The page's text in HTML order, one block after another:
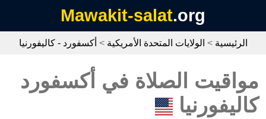
Mawakit-salat.org
الرئيسية > الولايات المتحدة الأمريكية > أكسفورد - كاليفورنيا
مواقيت الصلاة في أكسفورد
كاليفورنيا